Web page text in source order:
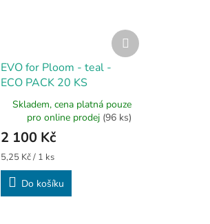
EVO for Ploom - teal -
ECO PACK 20 KS
Skladem, cena platná pouze
pro online prodej (96 ks)
2 100 Kč
Měrná
cena:
5,25 Kč / 1 ks
Do košíku
Další
produkt